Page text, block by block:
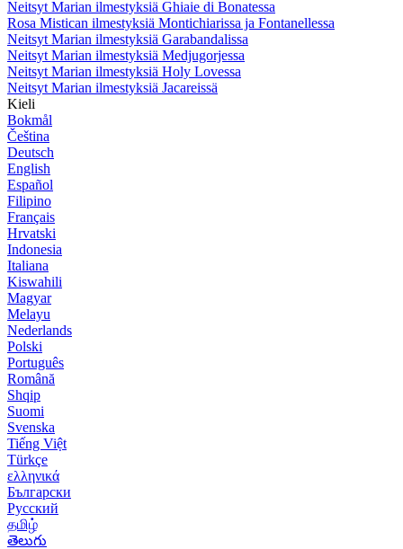
Neitsyt Marian ilmestyksiä Ghiaie di Bonatessa
Rosa Mistican ilmestyksiä Montichiarissa ja Fontanellessa
Neitsyt Marian ilmestyksiä Garabandalissa
Neitsyt Marian ilmestyksiä Medjugorjessa
Neitsyt Marian ilmestyksiä Holy Lovessa
Neitsyt Marian ilmestyksiä Jacareissä
Kieli
Bokmål
Čeština
Deutsch
English
Español
Filipino
Français
Hrvatski
Indonesia
Italiana
Kiswahili
Magyar
Melayu
Nederlands
Polski
Português
Română
Shqip
Suomi
Svenska
Tiếng Việt
Türkçe
ελληνικά
Български
Русский
தமிழ்
తెలుగు